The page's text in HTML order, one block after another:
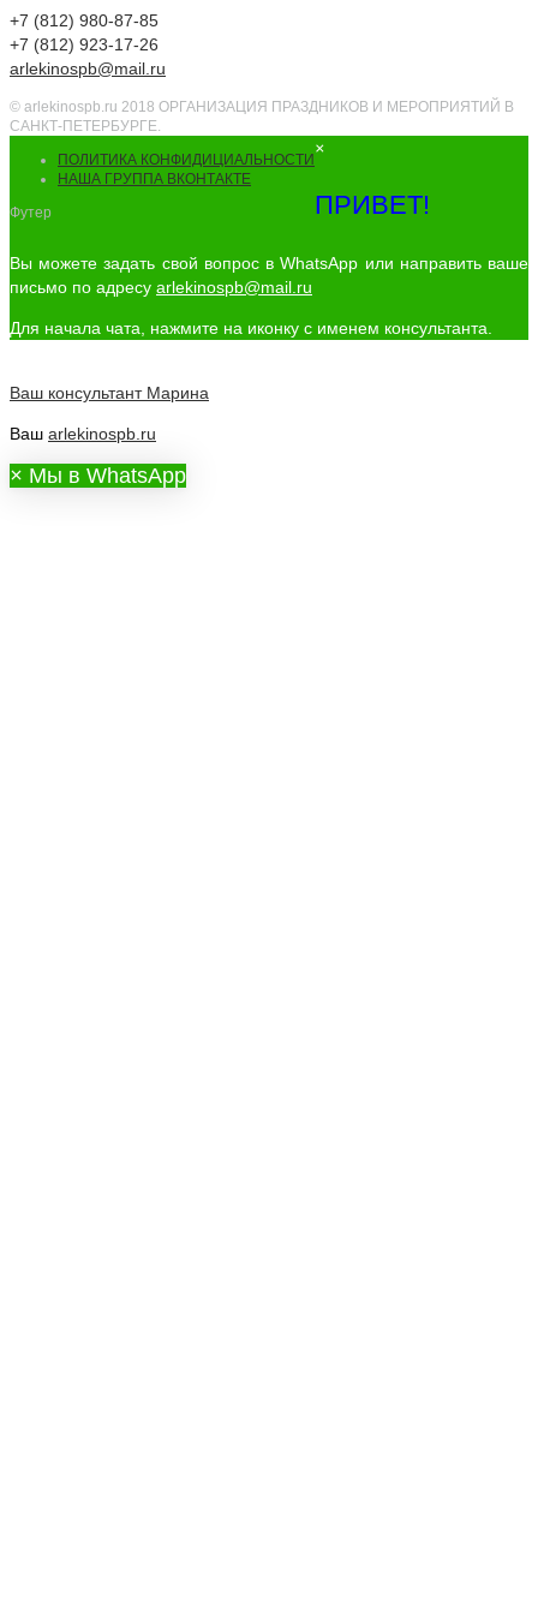
+7 (812) 980-87-85
+7 (812) 923-17-26
arlekinospb@mail.ru
© arlekinospb.ru 2018 ОРГАНИЗАЦИЯ ПРАЗДНИКОВ И МЕРОПРИЯТИЙ В
САНКТ-ПЕТЕРБУРГЕ.
ПОЛИТИКА КОНФИДИЦИАЛЬНОСТИ
НАША ГРУППА ВКОНТАКТЕ
Футер
×
ПРИВЕТ!
Вы можете задать свой вопрос в WhatsApp или направить ваше
письмо по адресу arlekinospb@mail.ru
Для начала чата, нажмите на иконку с именем консультанта.
Ваш консультант Марина
Ваш arlekinospb.ru
× Мы в WhatsApp